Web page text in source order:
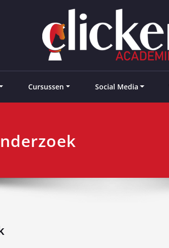
Cursussen Social Media